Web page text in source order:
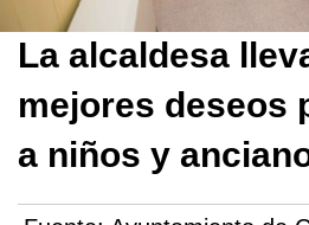
La alcaldesa
mejores deseos
a niños y